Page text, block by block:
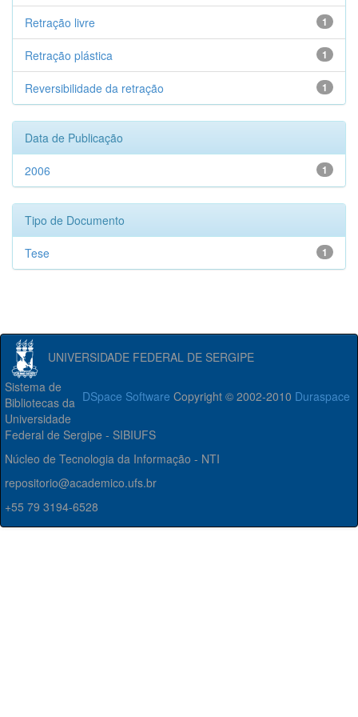
1
Retração livre
1
Retração plástica
1
Reversibilidade da retração
Data de Publicação
1
2006
Tipo de Documento
1
Tese
UNIVERSIDADE FEDERAL DE SERGIPE
DSpace Software Copyright © 2002-2010 Duraspace
Sistema de
Bibliotecas da
Universidade
Federal de Sergipe - SIBIUFS
Núcleo de Tecnologia da Informação - NTI
repositorio@academico.ufs.br
+55 79 3194-6528